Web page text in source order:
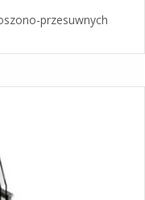
przesuwnych